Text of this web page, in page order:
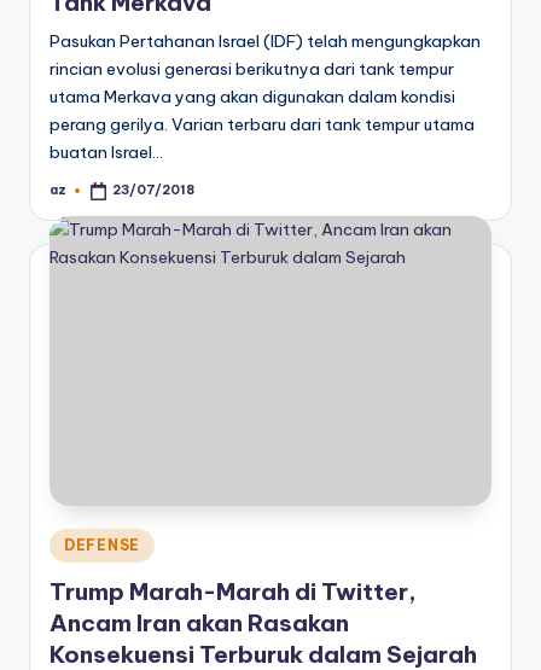
Pasukan Pertahanan Israel (IDF) telah mengungkapkan
rincian evolusi generasi berikutnya dari tank tempur
utama Merkava yang akan digunakan dalam kondisi
perang gerilya. Varian terbaru dari tank tempur utama
buatan Israel…
Posted
az 23/07/2018
Posted
in
DEFENSE
Trump Marah-Marah di Twitter,
Ancam Iran akan Rasakan
Konsekuensi Terburuk dalam Sejarah